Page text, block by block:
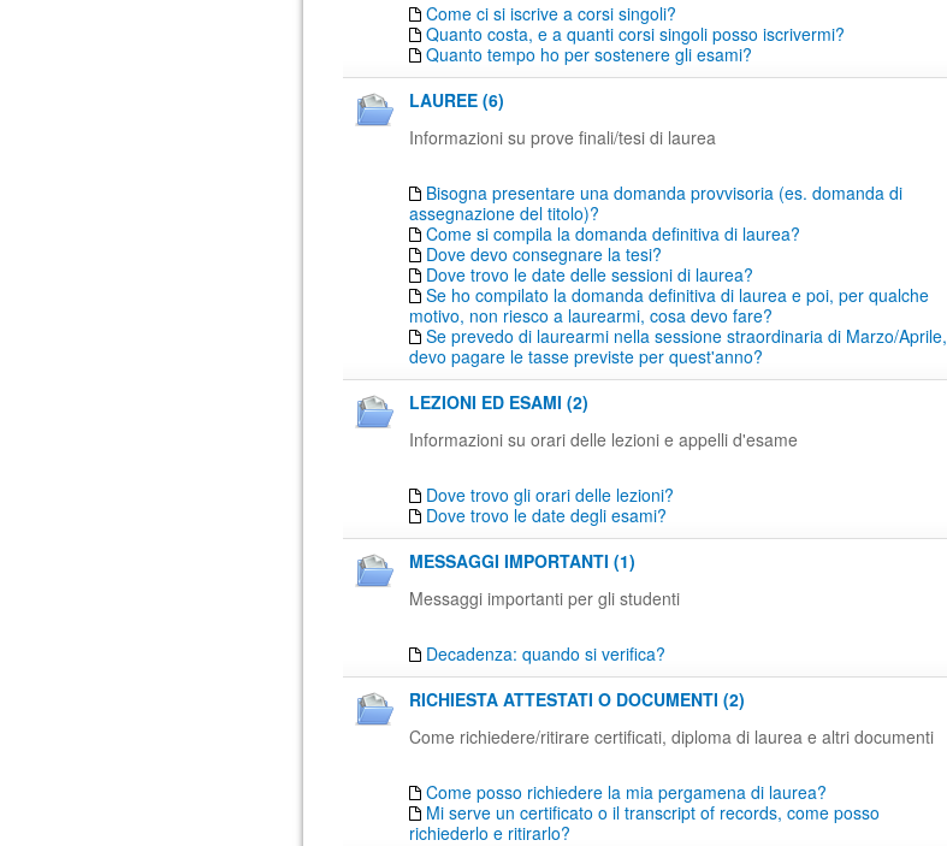
Come ci si iscrive a corsi singoli?
Quanto costa, e a quanti corsi singoli posso iscrivermi?
Quanto tempo ho per sostenere gli esami?
LAUREE (6)
Informazioni su prove finali/tesi di laurea
Bisogna presentare una domanda provvisoria (es. domanda di
assegnazione del titolo)?
Come si compila la domanda definitiva di laurea?
Dove devo consegnare la tesi?
Dove trovo le date delle sessioni di laurea?
Se ho compilato la domanda definitiva di laurea e poi, per qualche
motivo, non riesco a laurearmi, cosa devo fare?
Se prevedo di laurearmi nella sessione straordinaria di Marzo/Aprile,
devo pagare le tasse previste per quest'anno?
LEZIONI ED ESAMI (2)
Informazioni su orari delle lezioni e appelli d'esame
Dove trovo gli orari delle lezioni?
Dove trovo le date degli esami?
MESSAGGI IMPORTANTI (1)
Messaggi importanti per gli studenti
Decadenza: quando si verifica?
RICHIESTA ATTESTATI O DOCUMENTI (2)
Come richiedere/ritirare certificati, diploma di laurea e altri documenti
Come posso richiedere la mia pergamena di laurea?
Mi serve un certificato o il transcript of records, come posso
richiederlo e ritirarlo?